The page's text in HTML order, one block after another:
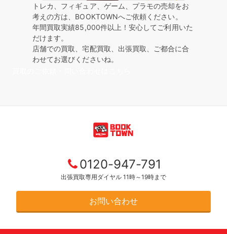
トレカ、フィギュア、ゲーム、プラモの売却をお
考えの方は、BOOKTOWNへご依頼ください。
年間買取実績85,000件以上！安心してご利用いた
だけます。
店舗での買取、宅配買取、出張買取、ご都合に合
わせてお選びくださいね。
0120-947-791
出張買取専用ダイヤル 11時～19時まで
お問い合わせ